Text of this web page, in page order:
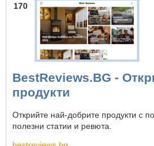
170
BestReviews.BG -
продукти
Открийте най-добрите продукти с
полезни статии и ревюта.